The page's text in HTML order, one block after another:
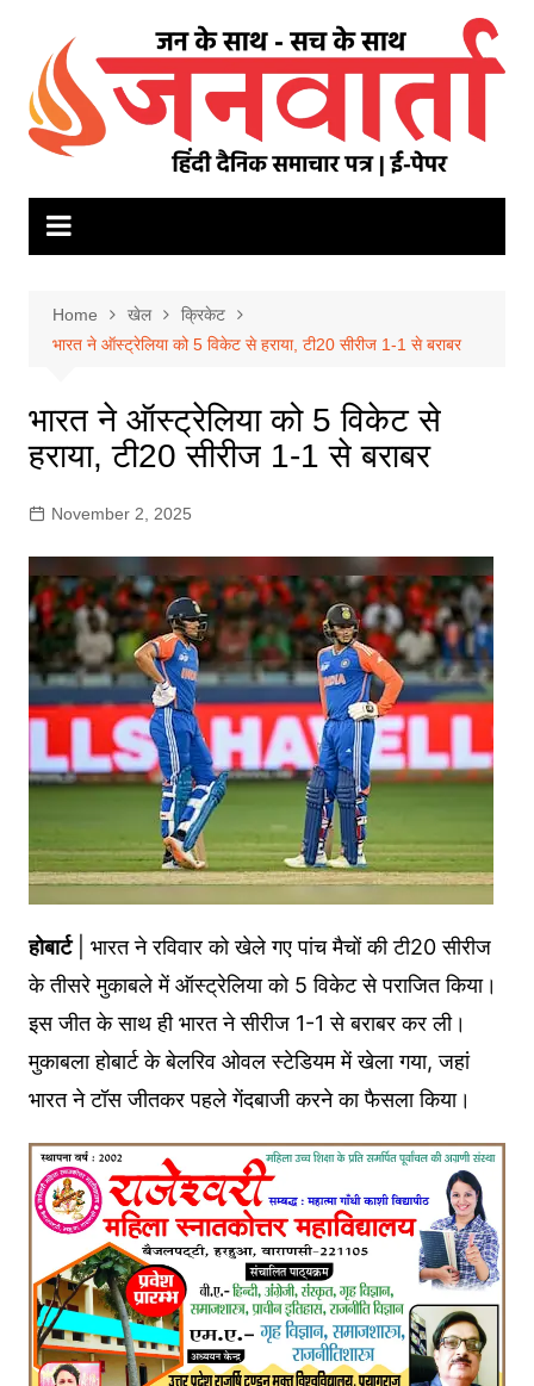
content
Home खेल
क्रिकेट
भारत ने ऑस्ट्रेलिया को 5 विकेट से हराया, टी20 सीरीज 1-1 से बराबर
भारत ने ऑस्ट्रेलिया को 5 विकेट से
हराया, टी20 सीरीज 1-1 से बराबर
November 2, 2025
होबार्ट| भारत ने रविवार को खेले गए पांच मैचों की टी20 सीरीज
के तीसरे मुकाबले में ऑस्ट्रेलिया को 5 विकेट से पराजित किया।
इस जीत के साथ ही भारत ने सीरीज 1-1 से बराबर कर ली।
मुकाबला होबार्ट के बेलरिव ओवल स्टेडियम में खेला गया, जहां
भारत ने टॉस जीतकर पहले गेंदबाजी करने का फैसला किया।